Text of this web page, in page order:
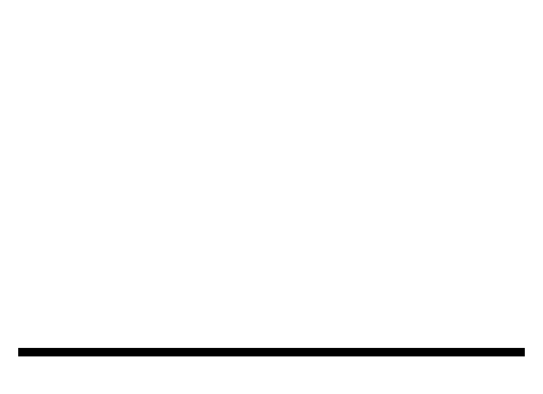
ทำให้โลกตกอยู่ในความเสี่ยงร้ายแรง